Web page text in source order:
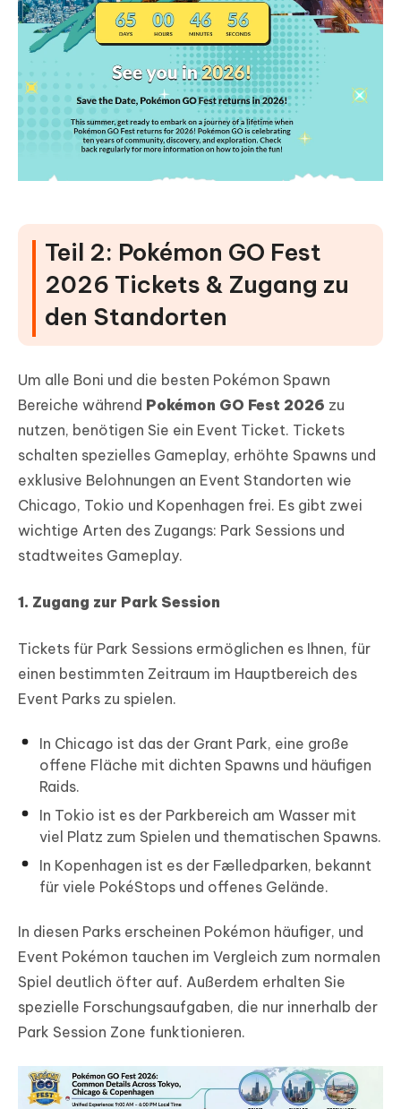
Teil 2: Pokémon GO Fest
2026 Tickets & Zugang zu
den Standorten
Um alle Boni und die besten Pokémon Spawn
Bereiche während Pokémon GO Fest 2026 zu
nutzen, benötigen Sie ein Event Ticket. Tickets
schalten spezielles Gameplay, erhöhte Spawns und
exklusive Belohnungen an Event Standorten wie
Chicago, Tokio und Kopenhagen frei. Es gibt zwei
wichtige Arten des Zugangs: Park Sessions und
stadtweites Gameplay.
1. Zugang zur Park Session
Tickets für Park Sessions ermöglichen es Ihnen, für
einen bestimmten Zeitraum im Hauptbereich des
Event Parks zu spielen.
In Chicago ist das der Grant Park, eine große
offene Fläche mit dichten Spawns und häufigen
Raids.
In Tokio ist es der Parkbereich am Wasser mit
viel Platz zum Spielen und thematischen Spawns.
In Kopenhagen ist es der Fælledparken, bekannt
für viele PokéStops und offenes Gelände.
In diesen Parks erscheinen Pokémon häufiger, und
Event Pokémon tauchen im Vergleich zum normalen
Spiel deutlich öfter auf. Außerdem erhalten Sie
spezielle Forschungsaufgaben, die nur innerhalb der
Park Session Zone funktionieren.